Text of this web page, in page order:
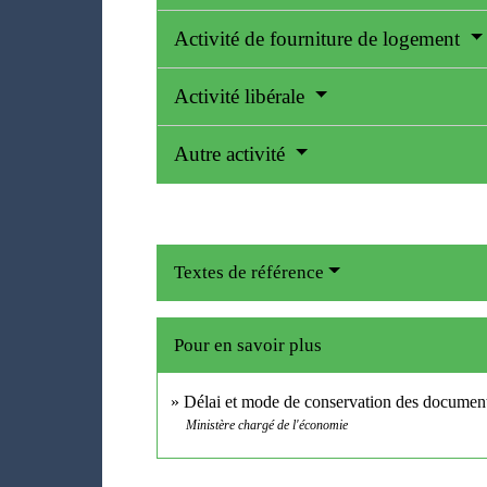
Activité de fourniture de logement
Activité libérale
Autre activité
Textes de référence
Pour en savoir plus
Délai et mode de conservation des
Ministère chargé de l'économie